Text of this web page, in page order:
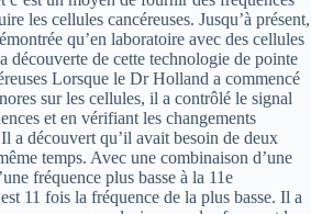
les cellules cancéreuses. Jusqu’à présent,
qu’en laboratoire avec des cellules
découverte de cette technologie de pointe
Lorsque le Dr Holland a commencé
sur les cellules, il a contrôlé le signal
et en vérifiant les changements
a découvert qu’il avait besoin de deux
temps. Avec une combinaison d’une
fréquence plus basse à la 11e
11 fois la fréquence de la plus basse. Il a